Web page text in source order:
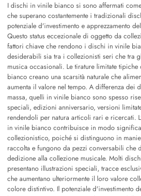
I dischi in vinile bianco si sono affermati
che superano costantemente i tradizionali
potenziale d'investimento e apprezzamento
Questo status eccezionale di oggetto da
fattori chiave che rendono i dischi in vinile
desiderabili sia tra i collezionisti seri che tra
musica occasionali. Le tirature limitate
bianco creano una scarsità naturale che
aumenta il valore nel tempo. A differenza dei
massa, quelli in vinile bianco sono spesso
speciali, edizioni anniversario, versioni
rendendoli per natura articoli rari e ricercati.
in vinile bianco contribuisce in modo
collezionistico, poiché si distinguono in
raccolta e fungono da pezzi conversabili che
dedizione alla collezione musicale. Molti
presentano illustrazioni speciali, tracce
che aumentano ulteriormente il loro valore
colore distintivo. Il potenziale d'investimento